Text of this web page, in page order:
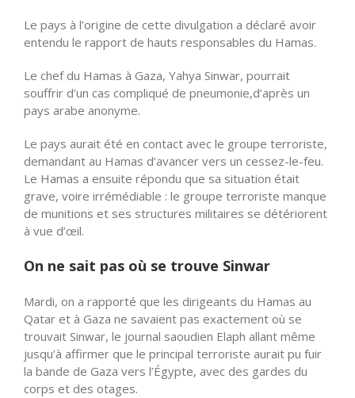
Le pays à l’origine de cette divulgation a déclaré avoir
entendu le rapport de hauts responsables du Hamas.
Le chef du Hamas à Gaza, Yahya Sinwar, pourrait
souffrir d’un cas compliqué de pneumonie,d’après un
pays arabe anonyme.
Le pays aurait été en contact avec le groupe terroriste,
demandant au Hamas d’avancer vers un cessez-le-feu.
Le Hamas a ensuite répondu que sa situation était
grave, voire irrémédiable : le groupe terroriste manque
de munitions et ses structures militaires se détériorent
à vue d’œil.
On ne sait pas où se trouve Sinwar
Mardi, on a rapporté que les dirigeants du Hamas au
Qatar et à Gaza ne savaient pas exactement où se
trouvait Sinwar, le journal saoudien Elaph allant même
jusqu’à affirmer que le principal terroriste aurait pu fuir
la bande de Gaza vers l’Égypte, avec des gardes du
corps et des otages.